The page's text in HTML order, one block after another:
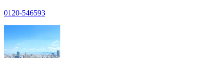
0120-546593